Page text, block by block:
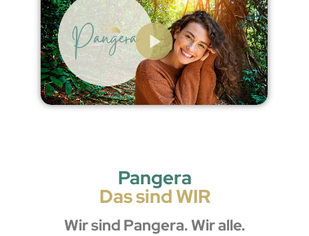
Pangera
Das sind WIR
Wir sind Pangera. Wir alle.